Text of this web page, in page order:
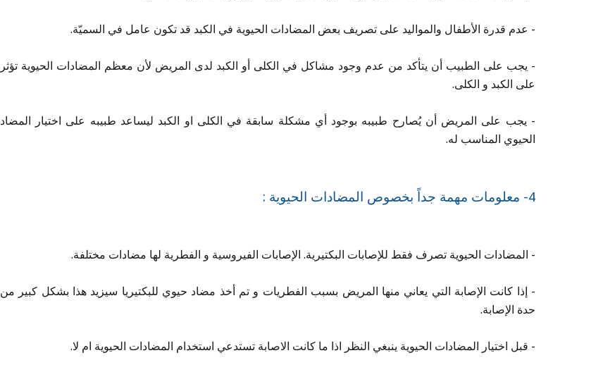
- عدم قدرة الأطفال والمواليد على تصريف بعض المضادات الحيوية في الكبد قد تكون عامل في السميّة.
- يجب على الطبيب أن يتأكد من عدم وجود مشاكل في الكلى أو الكبد لدى المريض لأن معظم المضادات الحيوية تؤثر
على الكبد و الكلى.
- يجب على المريض أن يُصارح طبيبه بوجود أي مشكلة سابقة في الكلى او الكبد ليساعد طبيبه على اختيار المضاد
الحيوي المناسب له.
4- معلوم ات مهمة جداً بخصوص المضادات الحيوية :
- المضادات الحيوية تصرف فقط للإصابات البكتيرية. الإصابات الفيروسية و الفطرية لها مضادات مختلفة.
- إذا كانت الإصابة التي يعاني منها المريض بسبب الفطريات و تم أخذ مضاد حيوي للبكتيريا سيزيد هذا بشكل كبير من
حدة الإصابة.
- قبل اختيار المضادات الحيوية ينبغي النظر اذا ما كانت الاصابة تستدعي استخدام المضادات الحيوية ام لا.